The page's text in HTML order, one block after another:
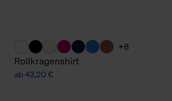
+8
Rollkragenshirt
ab 43,20 €